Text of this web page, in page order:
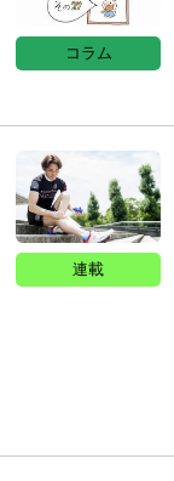
コラム
連載